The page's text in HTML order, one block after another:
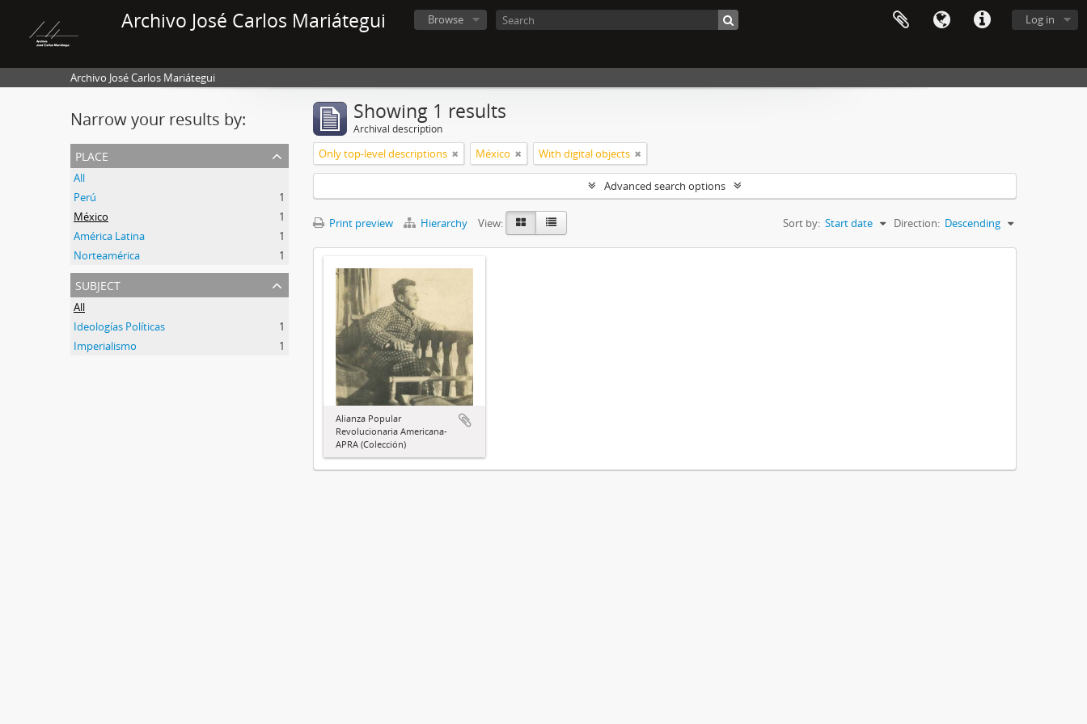
Archivo José Carlos Mariátegui Log in
Browse
Archivo José Carlos Mariátegui
Narrow your results by:
place
All
Perú
1
México
1
América Latina
1
Norteamérica
1
subject
All
Ideologías Políticas
1
Imperialismo
1
Showing 1 results
Archival description
Only top-level descriptions México With digital objects
Advanced search options
Print preview Hierarchy View: Sort by: Start date Direction: Descending
Alianza Popular
Revolucionaria Americana-
APRA (Colección)